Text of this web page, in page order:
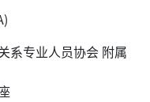
系专业人员协会 附属